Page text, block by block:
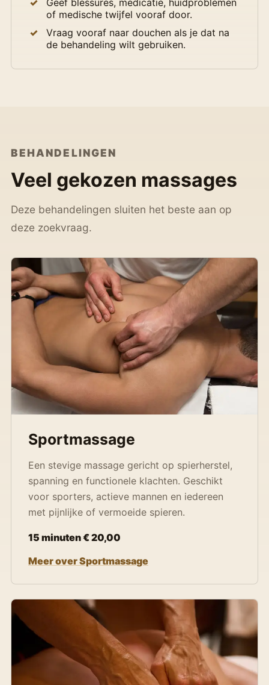
Geef blessures, medicatie, huidproblemen
of medische twijfel vooraf door.
Vraag vooraf naar douchen als je dat na
de behandeling wilt gebruiken.
BEHANDELINGEN
Veel gekozen massages
Deze behandelingen sluiten het beste aan op
deze zoekvraag.
Sportmassage
Een stevige massage gericht op spierherstel,
spanning en functionele klachten. Geschikt
voor sporters, actieve mannen en iedereen
met pijnlijke of vermoeide spieren.
15 minuten € 20,00
Meer over Sportmassage